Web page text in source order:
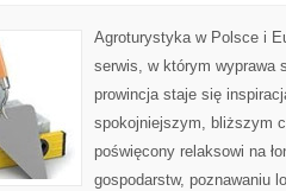
Agroturystyka w Polsce i
serwis, w którym wyprawa
prowincja staje się
spokojniejszym, bliższym
poświęcony relaksowi na
gospodarstw, poznawaniu